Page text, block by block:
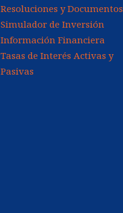
Resoluciones y Documentos
Simulador de Inversión
Información Financiera
Tasas de Interés Activas y
Pasivas